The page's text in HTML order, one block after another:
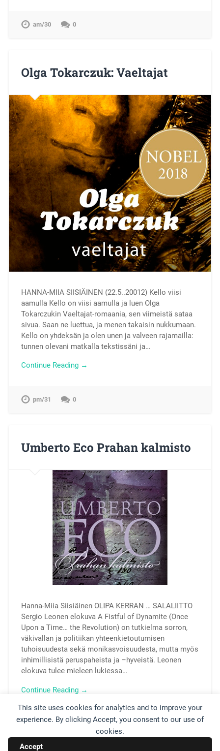
This site uses cookies for analytics and to improve your
experience. By clicking Accept, you consent to our use of
cookies.
Accept
am/30 0
Olga Tokarczuk: Vaeltajat
HANNA-MIIA SIISIÄINEN (22.5..20012) Kello viisi
aamulla Kello on viisi aamulla ja luen Olga
Tokarczukin Vaeltajat-romaania, sen viimeistä sataa
sivua. Saan ne luettua, ja menen takaisin nukkumaan.
Kello on yhdeksän ja olen unen ja valveen rajamailla:
tunnen olevani matkalla tekstissäni ja…
Continue Reading →
pm/31 0
Umberto Eco Prahan kalmisto
Hanna-Miia Siisiäinen OLIPA KERRAN … SALALIITTO
Sergio Leonen elokuva A Fistful of Dynamite (Once
Upon a Time… the Revolution) on tutkielma sorron,
väkivallan ja politiikan yhteenkietoutumisen
tuhoisuudesta sekä monikasvoisuudesta, mutta myös
inhimillisistä peruspaheista ja –hyveistä. Leonen
elokuva tulee mieleen lukiessa…
Continue Reading →
am/31 0